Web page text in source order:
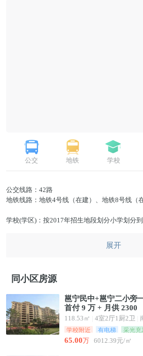
公交 地铁 学校
公交线路：42路
地铁线路：地铁4号线（在建）、地铁8号线（在
学校(学区)：按2017年招生地段划分小学划分
综合商场：宝能广场12万㎡繁华商业（在建）
展开
同小区房源
邕宁民中+邕宁二小旁
首付 9 万 + 月供 2300
118.53㎡ 4室2厅1厨2卫
学校附近 有电梯 采光充
65.00万 6012.39元/㎡